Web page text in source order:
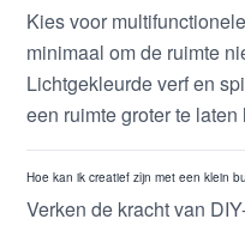
Kies voor
minimaal om de ruimte
Lichtgekleurde verf en
een ruimte groter te laten
Hoe kan ik creatief zijn met een klein
Verken de kracht van